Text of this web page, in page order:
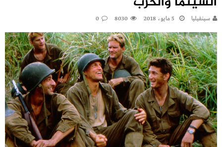
سينفيليا 5 مايو، 2018 8030
0